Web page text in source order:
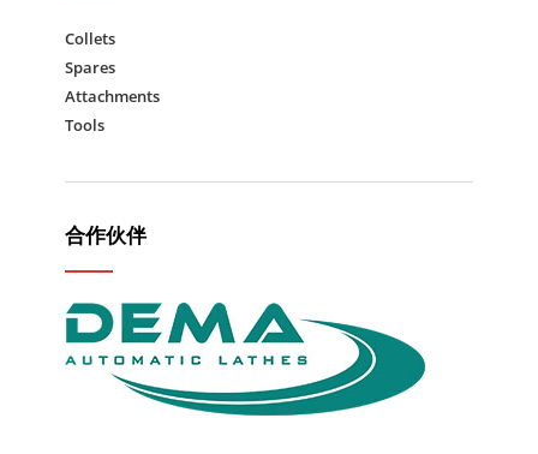
Collets
Spares
Attachments
Tools
合作伙伴